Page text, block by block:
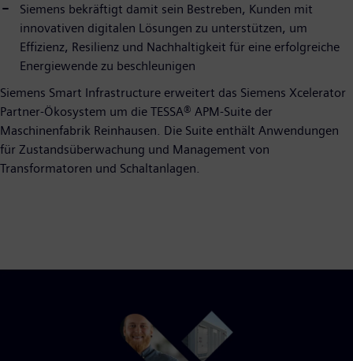
Siemens bekräftigt damit sein Bestreben, Kunden mit
innovativen digitalen Lösungen zu unterstützen, um
Effizienz, Resilienz und Nachhaltigkeit für eine erfolgreiche
Energiewende zu beschleunigen
Siemens Smart Infrastructure erweitert das Siemens Xcelerator
Partner-Ökosystem um die TESSA® APM-Suite der
Maschinenfabrik Reinhausen. Die Suite enthält Anwendungen
für Zustandsüberwachung und Management von
Transformatoren und Schaltanlagen.